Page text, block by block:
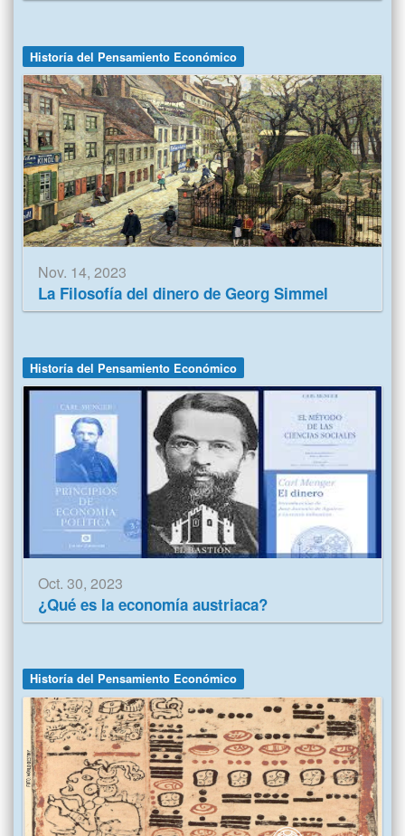
Historía del Pensamiento Económico
Nov. 14, 2023
La Filosofía del dinero de Georg Simmel
Historía del Pensamiento Económico
Oct. 30, 2023
¿Qué es la economía austriaca?
Historía del Pensamiento Económico